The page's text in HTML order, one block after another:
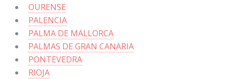
OURENSE
PALENCIA
PALMA DE MALLORCA
PALMAS DE GRAN CANARIA
PONTEVEDRA
RIOJA